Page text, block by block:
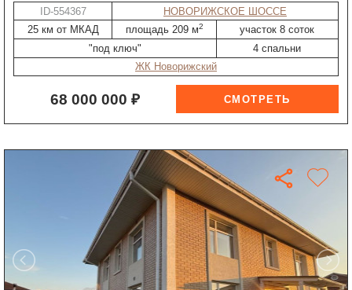
ID-554367
НОВОРИЖСКОЕ ШОССЕ
25 км от МКАД
площадь 209 м2
участок 8 соток
"под ключ"
4 спальни
ЖК Новорижский
68 000 000 ₽